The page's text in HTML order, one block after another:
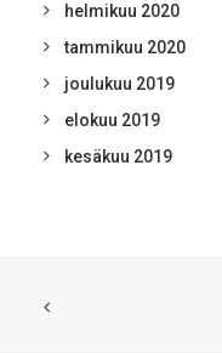
helmikuu 2020
tammikuu 2020
joulukuu 2019
elokuu 2019
kesäkuu 2019